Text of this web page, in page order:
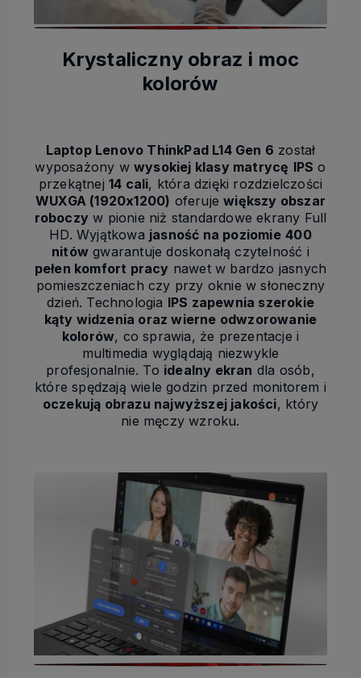
Krystaliczny obraz i moc
kolorów
Laptop Lenovo ThinkPad L14 Gen 6 został
wyposażony w wysokiej klasy matrycę IPS o
przekątnej 14 cali, która dzięki rozdzielczości
WUXGA (1920x1200) oferujewiększy obszar
roboczy w pionie niż standardowe ekrany Full
HD. Wyjątkowa jasność na poziomie 400
nitów gwarantuje doskonałą czytelność i
pełen komfort pracy nawet w bardzo jasnych
pomieszczeniach czy przy oknie w słoneczny
dzień. Technologia IPS zapewnia szerokie
kąty widzenia oraz wierne odwzorowanie
kolorów, co sprawia, że prezentacje i
multimedia wyglądają niezwykle
profesjonalnie. To idealny ekran dla osób,
które spędzają wiele godzin przed monitorem i
oczekują obrazu najwyższej jakości, który
nie męczy wzroku.